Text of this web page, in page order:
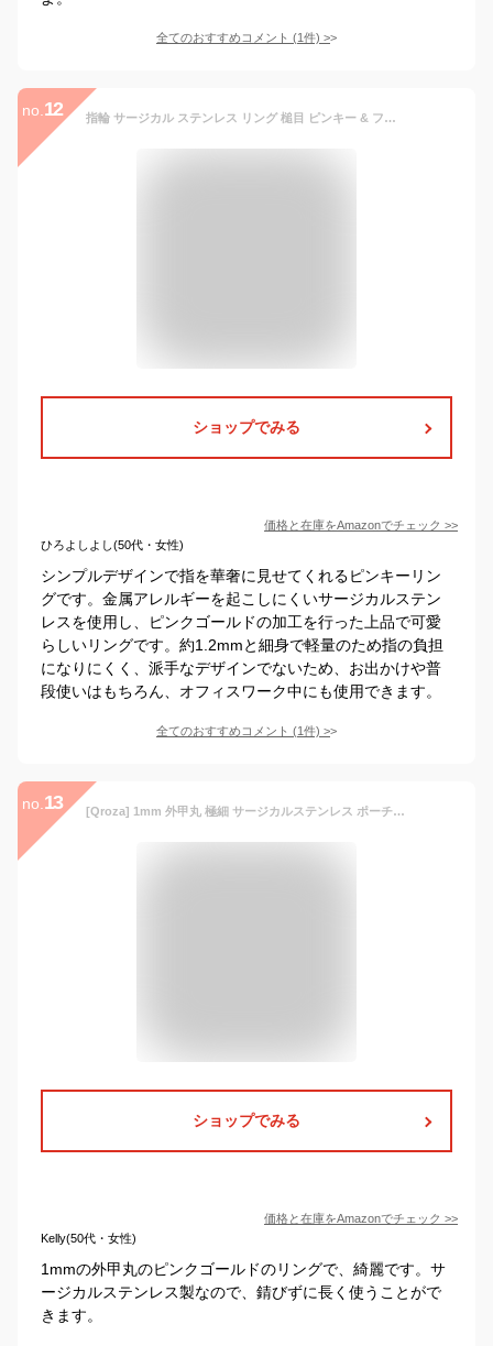
全てのおすすめコメント (1件) >
no. 12 指輪 サージカル ステンレス リング 槌目 ピンキー & ファランジ ピンクゴールド 7号
ショップでみる
価格と在庫をAmazonでチェック >>
ひろよしよし(50代・女性)
シンプルデザインで指を華奢に見せてくれるピンキーリン
グです。金属アレルギーを起こしにくいサージカルステン
レスを使用し、ピンクゴールドの加工を行った上品で可愛
らしいリングです。約1.2mmと細身で軽量のため指の負担
になりにくく、派手なデザインでないため、お出かけや普
段使いはもちろん、オフィスワーク中にも使用できます。
全てのおすすめコメント (1件) >
no. 13 [Qroza] 1mm 外甲丸 極細 サージカルステンレス ポーチ プレゼント 重ね付けに最適 指輪 リング レディース シンプル 華奢 ピンキーリング【ピンクゴールド／14号】
ショップでみる
価格と在庫をAmazonでチェック >>
Kelly(50代・女性)
1mmの外甲丸のピンクゴールドのリングで、綺麗です。サ
ージカルステンレス製なので、錆びずに長く使うことがで
きます。